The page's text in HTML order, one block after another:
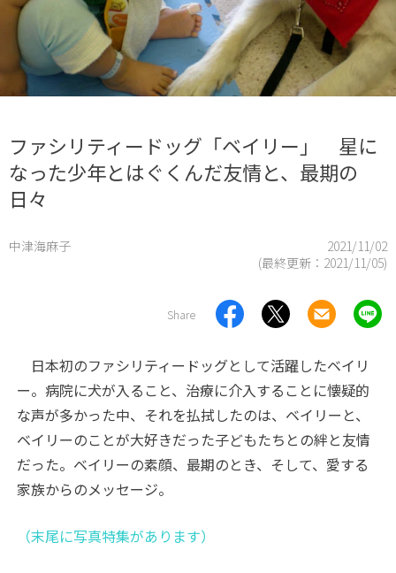
ファシリティードッグ「ベイリー」 星に
なった少年とはぐくんだ友情と、最期の
日々
中津海麻子
2021/11/02
(最終更新： 2021/11/05)
Share
日本初のファシリティードッグとして活躍したベイリ
ー。病院に犬が入ること、治療に介入することに懐疑的
な声が多かった中、それを払拭したのは、ベイリーと、
ベイリーのことが大好きだった子どもたちとの絆と友情
だった。ベイリーの素顔、最期のとき、そして、愛する
家族からのメッセージ。
（末尾に写真特集があります）